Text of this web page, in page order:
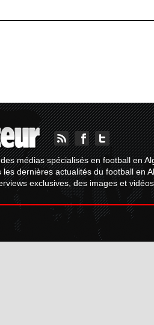
médias spécialisés en football en
les dernières actualités du football en
exclusives, des images et